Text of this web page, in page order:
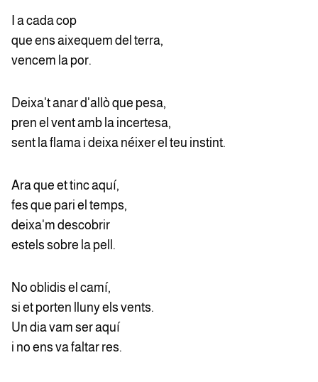
I a cada cop
que ens aixequem del terra,
vencem la por.
Deixa't anar d'allò que pesa,
pren el vent amb la incertesa,
sent la flama i deixa néixer el teu instint.
Ara que et tinc aquí,
fes que pari el temps,
deixa'm descobrir
estels sobre la pell.
No oblidis el camí,
si et porten lluny els vents.
Un dia vam ser aquí
i no ens va faltar res.